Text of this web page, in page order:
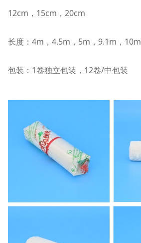
12cm ， 15cm ， 20cm
长度：4m ， 4.5m ， 5m ， 9.1m ， 10m
包装：1卷独立包装 ， 12卷/中包装